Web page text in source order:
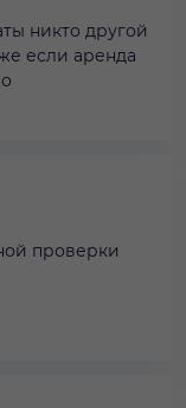
никто другой
если аренда
проверки